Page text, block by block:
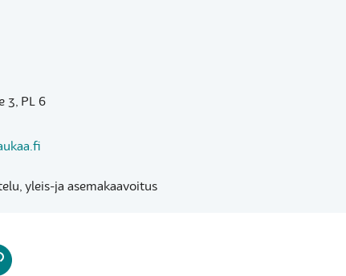
3, PL 6
yleis-ja asemakaavoitus